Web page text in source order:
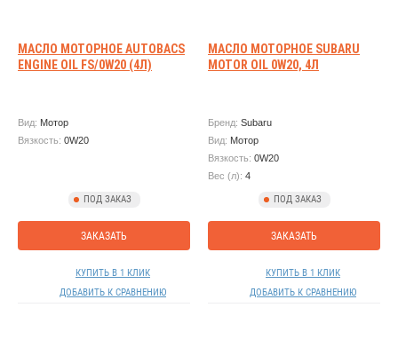
МАСЛО МОТОРНОЕ AUTOBACS
ENGINE OIL FS/0W20 (4Л)
Вид: Мотор
Вязкость: 0W20
ПОД ЗАКАЗ
ЗАКАЗАТЬ
КУПИТЬ В 1 КЛИК
ДОБАВИТЬ К СРАВНЕНИЮ
МАСЛО МОТОРНОЕ SUBARU
MOTOR OIL 0W20, 4Л
Бренд: Subaru
Вид: Мотор
Вязкость: 0W20
Вес (л): 4
ПОД ЗАКАЗ
ЗАКАЗАТЬ
КУПИТЬ В 1 КЛИК
ДОБАВИТЬ К СРАВНЕНИЮ